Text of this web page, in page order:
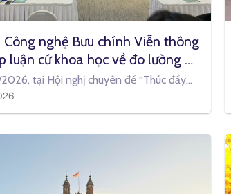
Công nghệ Bưu chính Viễn thông
luận cứ khoa học về đo lường
tại Hội nghị chuyên đề của
Hồ Chí Minh
tại Hội nghị chuyên đề “Thúc đẩy
tế số vào